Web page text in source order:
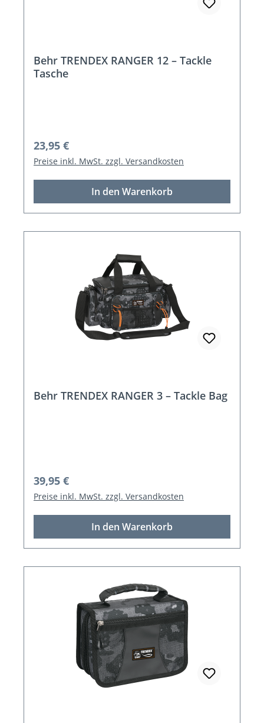
Behr TRENDEX RANGER 12 – Tackle
Tasche
Regulärer Preis:
23,95 €
Preise inkl. MwSt. zzgl. Versandkosten
In den Warenkorb
Behr TRENDEX RANGER 3 – Tackle Bag
Regulärer Preis:
39,95 €
Preise inkl. MwSt. zzgl. Versandkosten
In den Warenkorb